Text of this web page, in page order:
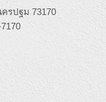
รปฐม 73170